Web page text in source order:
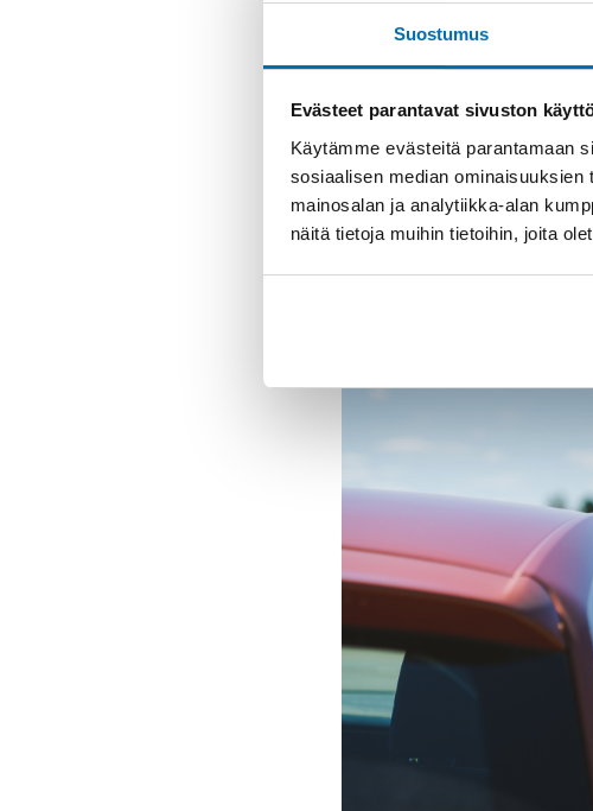
Suostumus
Evästeet parantavat sivuston
Käytämme evästeitä parantamaan
sosiaalisen median
mainosalan ja analytiikka-alan
näitä tietoja muihin tietoihin, joita
kokonaisuus, jossa auto ja
Tutustu Pörhön
LATAUSASEMAT